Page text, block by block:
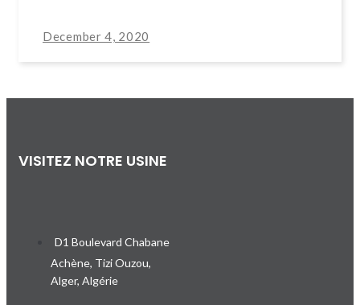
December 4, 2020
VISITEZ NOTRE USINE
D1 Boulevard Chabane
Achène, Tizi Ouzou,
Alger, Algérie